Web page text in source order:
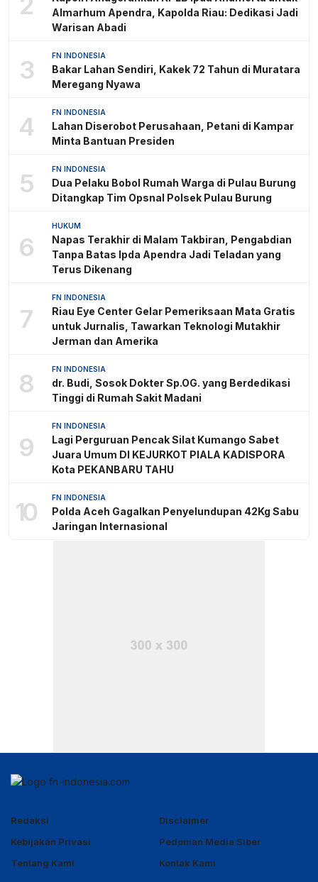
Almarhum Apendra, Kapolda Riau: Dedikasi Jadi
Warisan Abadi
3 FN INDONESIA
Bakar Lahan Sendiri, Kakek 72 Tahun di Muratara
Meregang Nyawa
4 FN INDONESIA
Lahan Diserobot Perusahaan, Petani di Kampar
Minta Bantuan Presiden
5 FN INDONESIA
Dua Pelaku Bobol Rumah Warga di Pulau Burung
Ditangkap Tim Opsnal Polsek Pulau Burung
6
HUKUM
Napas Terakhir di Malam Takbiran, Pengabdian
Tanpa Batas Ipda Apendra Jadi Teladan yang
Terus Dikenang
7
FN INDONESIA
Riau Eye Center Gelar Pemeriksaan Mata Gratis
untuk Jurnalis, Tawarkan Teknologi Mutakhir
Jerman dan Amerika
8 FN INDONESIA
dr. Budi, Sosok Dokter Sp.OG. yang Berdedikasi
Tinggi di Rumah Sakit Madani
9
FN INDONESIA
Lagi Perguruan Pencak Silat Kumango Sabet
Juara Umum DI KEJURKOT PIALA KADISPORA
Kota PEKANBARU TAHU
10 FN INDONESIA
Polda Aceh Gagalkan Penyelundupan 42Kg Sabu
Jaringan Internasional
Redaksi
Disclaimer
Kebijakan Privasi
Pedoman Media Siber
Tentang Kami
Kontak Kami